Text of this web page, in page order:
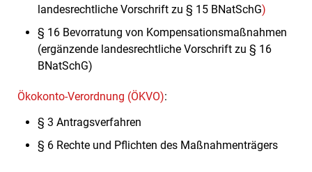
landesrechtliche Vorschrift zu § 15 BNatSchG)
§ 16 Bevorratung von Kompensationsmaßnahmen
(ergänzende landesrechtliche Vorschrift zu § 16
BNatSchG)
Ökokonto-Verordnung (ÖKVO):
§ 3 Antragsverfahren
§ 6 Rechte und Pflichten des Maßnahmenträgers